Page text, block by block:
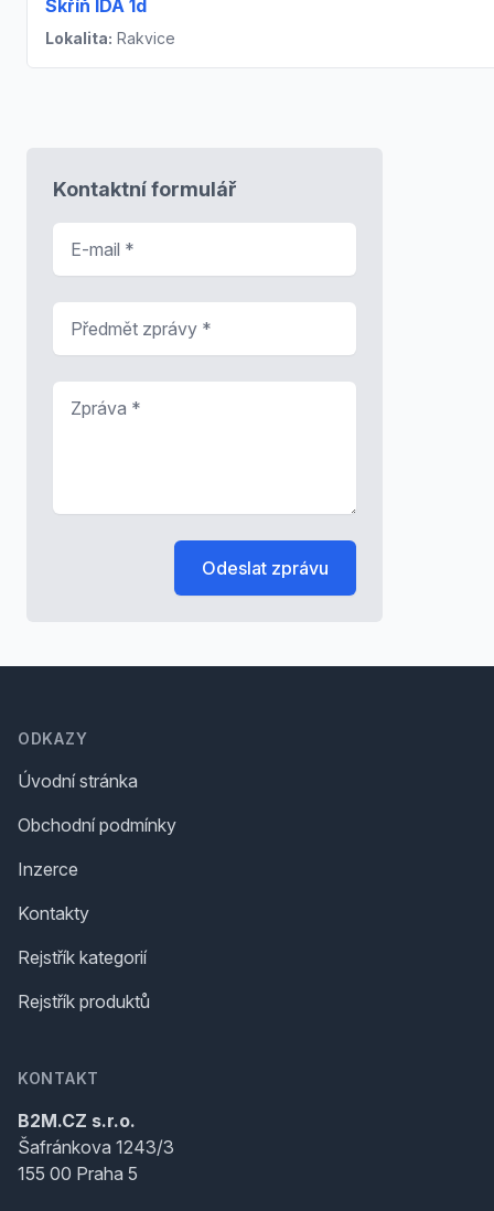
Skříň IDA 1d
Lokalita: Rakvice
Kontaktní formulář
Odeslat zprávu
ODKAZY
Úvodní stránka
Obchodní podmínky
Inzerce
Kontakty
Rejstřík kategorií
Rejstřík produktů
KONTAKT
B2M.CZ s.r.o.
Šafránkova 1243/3
155 00 Praha 5